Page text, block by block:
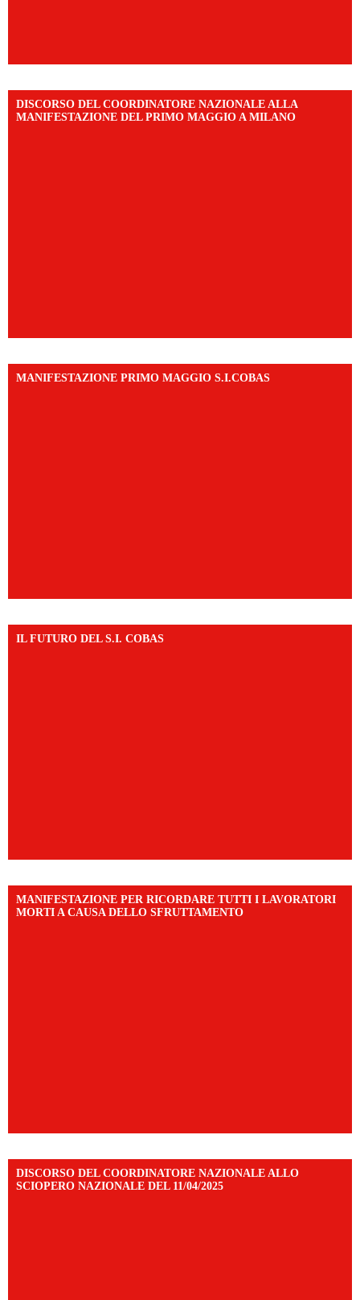
DISCORSO DEL COORDINATORE NAZIONALE ALLA
MANIFESTAZIONE DEL PRIMO MAGGIO A MILANO
MANIFESTAZIONE PRIMO MAGGIO S.I.COBAS
IL FUTURO DEL S.I. COBAS
MANIFESTAZIONE PER RICORDARE TUTTI I LAVORATORI
MORTI A CAUSA DELLO SFRUTTAMENTO
DISCORSO DEL COORDINATORE NAZIONALE ALLO
SCIOPERO NAZIONALE DEL 11/04/2025